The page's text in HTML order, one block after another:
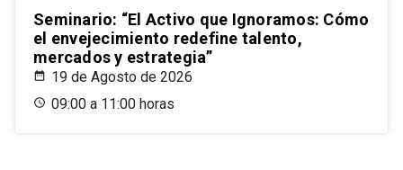
Seminario: “El Activo que Ignoramos: Cómo
el envejecimiento redefine talento,
mercados y estrategia”
19 de Agosto de 2026
09:00 a 11:00 horas